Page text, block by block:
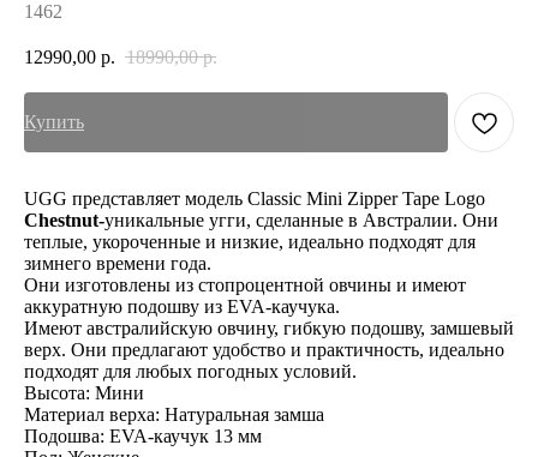
1462
12990,00 р. 18990,00 р.
Купить
UGG представляет модель Classic Mini Zipper Tape Logo
Chestnut-уникальные угги, сделанные в Австралии. Они
теплые, укороченные и низкие, идеально подходят для
зимнего времени года.
Они изготовлены из стопроцентной овчины и имеют
аккуратную подошву из EVA-каучука.
Имеют австралийскую овчину, гибкую подошву, замшевый
верх. Они предлагают удобство и практичность, идеально
подходят для любых погодных условий.
Высота: Мини
Материал верха: Натуральная замша
Подошва: EVA-каучук 13 мм